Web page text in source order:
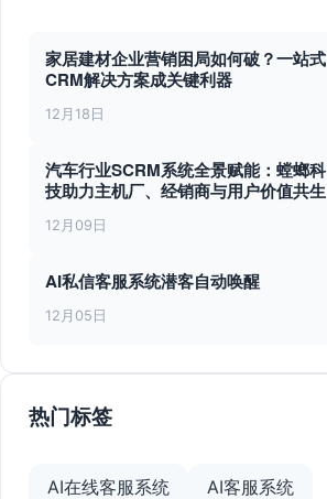
家居建材企业营销困局如何破？一站式
CRM解决方案成关键利器
12月18日
汽车行业SCRM系统全景赋能：螳螂科
技助力主机厂、经销商与用户价值共生
12月09日
AI私信客服系统潜客自动唤醒
12月05日
热门标签
AI在线客服系统 AI客服系统